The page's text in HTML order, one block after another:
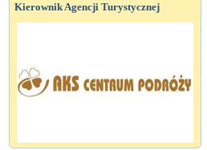
Kierownik Agencji Turystycznej